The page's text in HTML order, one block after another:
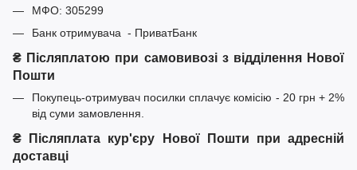
МФО: 305299
Банк отримувача - ПриватБанк
₴ Післяплатою при самовивозі з відділення Нової
Пошти
Покупець-отримувач посилки сплачує комісію - 20 грн + 2%
від суми замовлення.
₴ Післяплата кур'єру Нової Пошти при адресній
доставці